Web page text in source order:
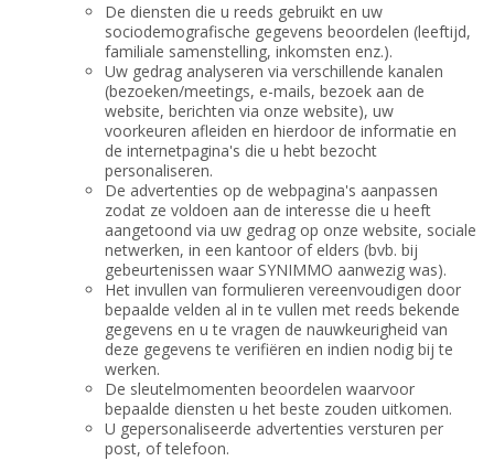
De diensten die u reeds gebruikt en uw
sociodemografische gegevens beoordelen (leeftijd,
familiale samenstelling, inkomsten enz.).
Uw gedrag analyseren via verschillende kanalen
(bezoeken/meetings, e-mails, bezoek aan de
website, berichten via onze website), uw
voorkeuren afleiden en hierdoor de informatie en
de internetpagina's die u hebt bezocht
personaliseren.
De advertenties op de webpagina's aanpassen
zodat ze voldoen aan de interesse die u heeft
aangetoond via uw gedrag op onze website, sociale
netwerken, in een kantoor of elders (bvb. bij
gebeurtenissen waar SYNIMMO aanwezig was).
Het invullen van formulieren vereenvoudigen door
bepaalde velden al in te vullen met reeds bekende
gegevens en u te vragen de nauwkeurigheid van
deze gegevens te verifiëren en indien nodig bij te
werken.
De sleutelmomenten beoordelen waarvoor
bepaalde diensten u het beste zouden uitkomen.
U gepersonaliseerde advertenties versturen per
post, of telefoon.